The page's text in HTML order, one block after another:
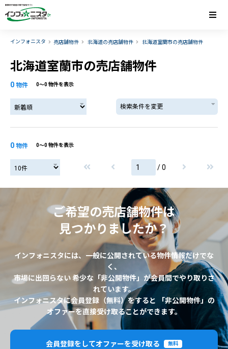
インフォニスタ 売店舗物件 北海道の売店舗物件 北海道室蘭市の売店舗物件
北海道室蘭市の売店舗物件
0 物件 0〜0 物件を表示
検索条件を変更
0 物件 0〜0 物件を表示
/ 0
ご希望の売店舗物件は
見つかりましたか？
インフォニスタには、一般に公開されている物件情報だけでな
く、
市場に出回らない 希少な「非公開物件」が会員間でやり取りさ
れています。
インフォニスタに会員登録（無料）をすると 「非公開物件」の
オファーを直接受け取ることができます。
会員登録をしてオファーを受け取る 無料